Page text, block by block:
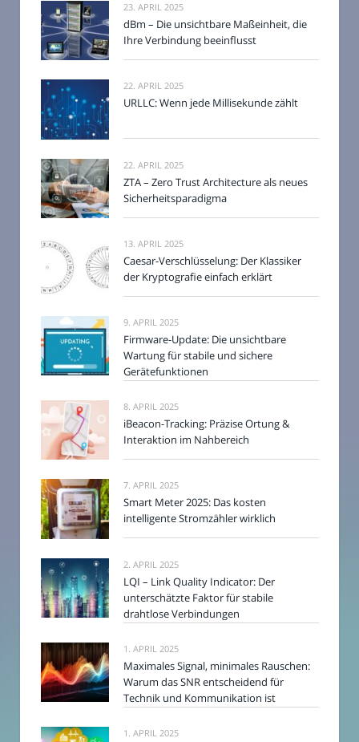
23. APRIL 2025
dBm – Die unsichtbare Maßeinheit, die
Ihre Verbindung beeinflusst
22. APRIL 2025
URLLC: Wenn jede Millisekunde zählt
22. APRIL 2025
ZTA – Zero Trust Architecture als neues
Sicherheitsparadigma
13. APRIL 2025
Caesar-Verschlüsselung: Der Klassiker
der Kryptografie einfach erklärt
9. APRIL 2025
Firmware-Update: Die unsichtbare
Wartung für stabile und sichere
Gerätefunktionen
8. APRIL 2025
iBeacon-Tracking: Präzise Ortung &
Interaktion im Nahbereich
7. APRIL 2025
Smart Meter 2025: Das kosten
intelligente Stromzähler wirklich
2. APRIL 2025
LQI – Link Quality Indicator: Der
unterschätzte Faktor für stabile
drahtlose Verbindungen
1. APRIL 2025
Maximales Signal, minimales Rauschen:
Warum das SNR entscheidend für
Technik und Kommunikation ist
1. APRIL 2025